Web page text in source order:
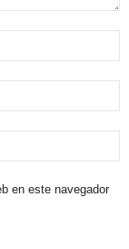
en este navegador